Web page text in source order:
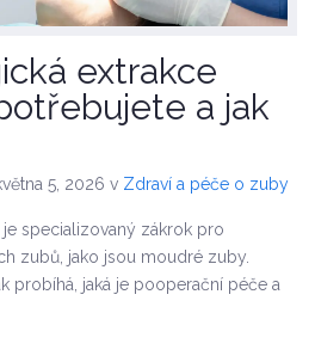
extrakce
a jak
5, 2026 v Zdraví a péče o zuby
specializovaný zákrok pro
zubů, jako jsou moudré zuby.
probíhá, jaká je pooperační péče a